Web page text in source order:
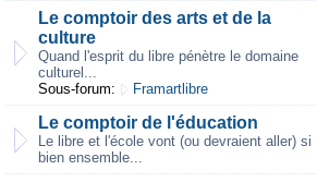
Le comptoir des arts et de la
culture
Quand l'esprit du libre pénètre le domaine
culturel...
Sous-forum:
Framartlibre
Le comptoir de l'éducation
Le libre et l'école vont (ou devraient aller) si
bien ensemble...